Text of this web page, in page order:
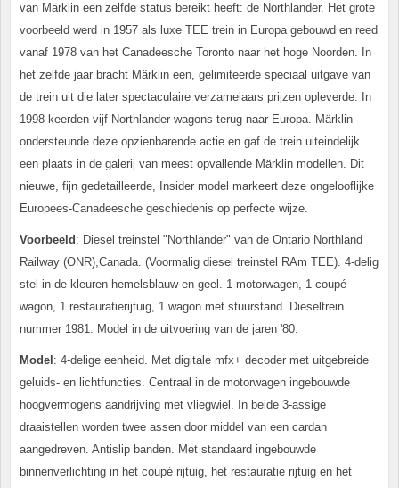
van Märklin een zelfde status bereikt heeft: de Northlander. Het grote
voorbeeld werd in 1957 als luxe TEE trein in Europa gebouwd en reed
vanaf 1978 van het Canadeesche Toronto naar het hoge Noorden. In
het zelfde jaar bracht Märklin een, gelimiteerde speciaal uitgave van
de trein uit die later spectaculaire verzamelaars prijzen opleverde. In
1998 keerden vijf Northlander wagons terug naar Europa. Märklin
ondersteunde deze opzienbarende actie en gaf de trein uiteindelijk
een plaats in de galerij van meest opvallende Märklin modellen. Dit
nieuwe, fijn gedetailleerde, Insider model markeert deze ongelooflijke
Europees-Canadeesche geschiedenis op perfecte wijze.
Voorbeeld : Diesel treinstel "Northlander" van de Ontario Northland
Railway (ONR),Canada. (Voormalig diesel treinstel RAm TEE). 4-delig
stel in de kleuren hemelsblauw en geel. 1 motorwagen, 1 coupé
wagon, 1 restauratierijtuig, 1 wagon met stuurstand. Dieseltrein
nummer 1981. Model in de uitvoering van de jaren '80.
Model : 4-delige eenheid. Met digitale mfx+ decoder met uitgebreide
geluids- en lichtfuncties. Centraal in de motorwagen ingebouwde
hoogvermogens aandrijving met vliegwiel. In beide 3-assige
draaistellen worden twee assen door middel van een cardan
aangedreven. Antislip banden. Met standaard ingebouwde
binnenverlichting in het coupé rijtuig, het restauratie rijtuig en het